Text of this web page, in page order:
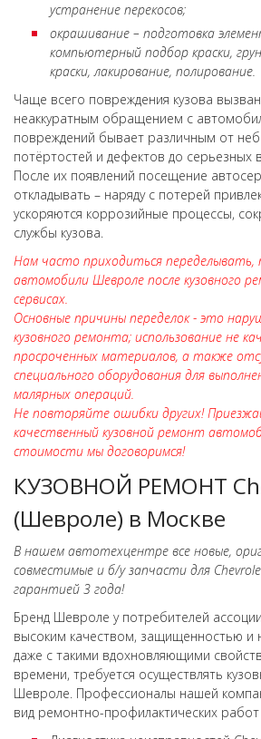
устранение перекосов;
окрашивание – подготовка
компьютерный подбор краски,
краски, лакирование, полирование.
Чаще всего повреждения кузова
неаккуратным обращением с
повреждений бывает различным от
потёртостей и дефектов до серьезных
После их появлений посещение
откладывать – наряду с потерей
ускоряются коррозийные процессы,
службы кузова.
Нам часто приходиться
автомобили Шевроле после кузовного
сервисах.
Основные причины переделок - это
кузовного ремонта; использование не
просроченных материалов, а также
специального оборудования для
малярных операций.
Не повторяйте ошибки других!
качественный кузовной ремонт
стоимости мы договоримся!
КУЗОВНОЙ РЕМОНТ
(Шевроле) в Москве
В нашем автотехцентре все новые,
совместимые и б/у запчасти для
гарантией 3 года!
Бренд Шевроле у потребителей
высоким качеством, защищенностью и
даже с такими вдохновляющими
времени, требуется осуществлять
Шевроле. Профессионалы нашей
вид ремонтно-профилактических работ